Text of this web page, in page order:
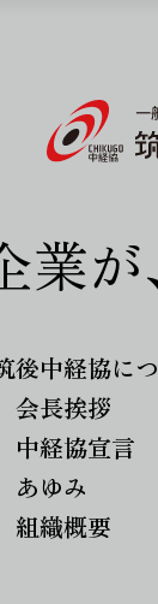
業
後中経協に
会長挨拶
中経協宣言
あゆみ
組織概要